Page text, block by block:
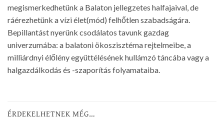
megismerkedhetünk a Balaton jellegzetes halfajaival, de
ráérezhetünk a vízi élet(mód) felhőtlen szabadságára.
Bepillantást nyerünk csodálatos tavunk gazdag
univerzumába: a balatoni ökoszisztéma rejtelmeibe, a
milliárdnyi élőlény együttélésének hullámzó táncába vagy a
halgazdálkodás és -szaporítás folyamataiba.
ÉRDEKELHETNEK MÉG…